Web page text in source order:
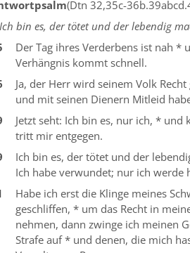
(Dtn 32,35c-
bin es, der tötet und der lebendig
Der Tag ihres Verderbens ist nah *
Verhängnis kommt schnell.
Ja, der Herr wird seinem Volk
und mit seinen Dienern Mitleid
Jetzt seht: Ich bin es, nur ich, * und
tritt mir entgegen.
Ich bin es, der tötet und der
Ich habe verwundet; nur ich werde
Habe ich erst die Klinge meines
geschliffen, * um das Recht in
nehmen, dann zwinge ich meinen
Strafe auf * und denen, die mich